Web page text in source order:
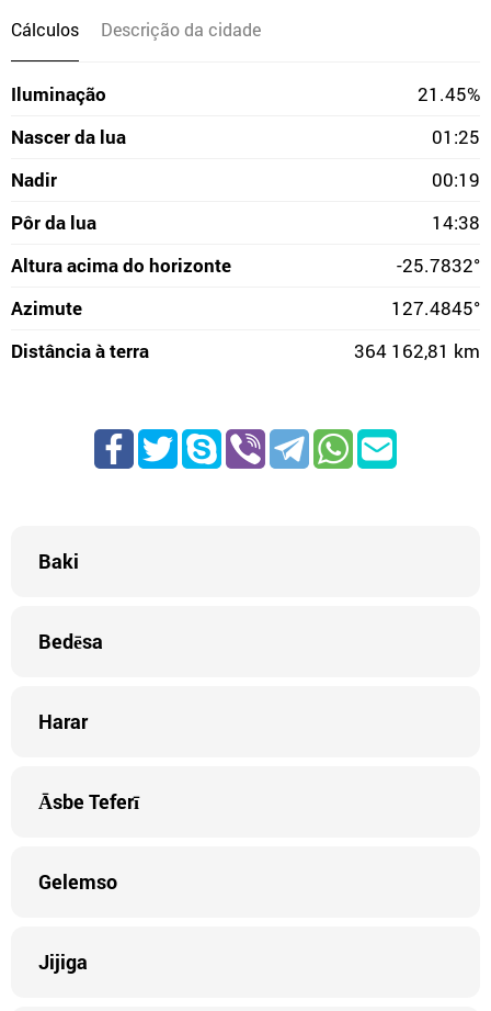
Cálculos Descrição da cidade
Iluminação
21.45%
Nascer da lua
01:25
Nadir
00:19
Pôr da lua
14:38
Altura acima do horizonte
-25.7832°
Azimute
127.4845°
Distância à terra
364 162,81 km
Baki
Bedēsa
Harar
Āsbe Teferī
Gelemso
Jijiga